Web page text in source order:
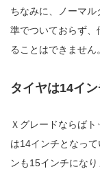
ちなみに、ノーマ
準でついておらず
ることはできません。
タイヤは14イ
Ｘグレードならば
は14インチとなっ
ンも15インチになり